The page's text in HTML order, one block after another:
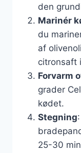
den
Marinér
du
af
citronsaft
Forvarm
grader
kødet.
Stegning
25-30